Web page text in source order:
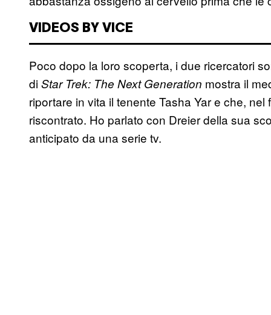
VIDEOS BY VICE
Poco dopo la loro scoperta, i due ricercatori
diStar Trek: The Next Generation mostra il
riportare in vita il tenente Tasha Yar e che,
riscontrato. Ho parlato con Dreier della sua
anticipato da una serie tv.